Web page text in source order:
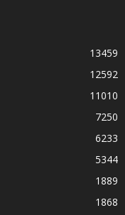
13459
12592
11010
7250
6233
5344
1889
1868